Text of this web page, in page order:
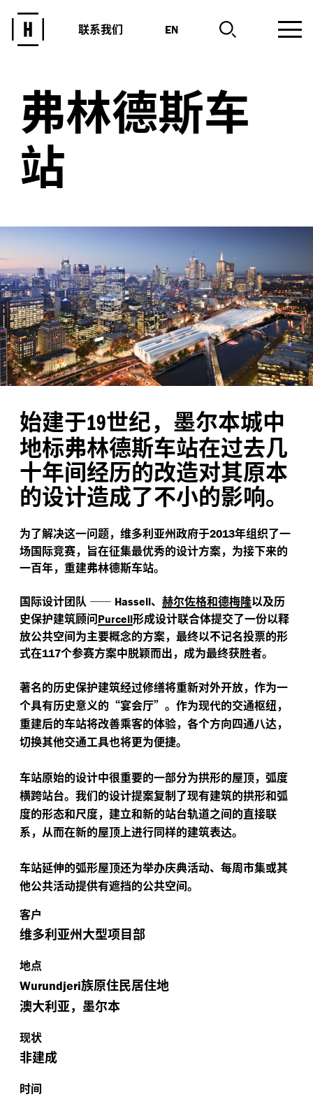
联系我们 EN
弗林德斯车
站
始建于19世纪，墨尔本城中
地标弗林德斯车站在过去几
十年间经历的改造对其原本
的设计造成了不小的影响。
为了解决这一问题，维多利亚州政府于2013年组织了一
场国际竞赛，旨在征集最优秀的设计方案，为接下来的
一百年，重建弗林德斯车站。
国际设计团队 —— Hassell、 赫尔佐格和德梅隆以及历
史保护建筑顾问Purcell形成设计联合体提交了一份以释
放公共空间为主要概念的方案，最终以不记名投票的形
式在117个参赛方案中脱颖而出，成为最终获胜者。
著名的历史保护建筑经过修缮将重新对外开放，作为一
个具有历史意义的“宴会厅”。作为现代的交通枢纽，
重建后的车站将改善乘客的体验，各个方向四通八达，
切换其他交通工具也将更为便捷。
车站原始的设计中很重要的一部分为拱形的屋顶，弧度
横跨站台。我们的设计提案复制了现有建筑的拱形和弧
度的形态和尺度，建立和新的站台轨道之间的直接联
系，从而在新的屋顶上进行同样的建筑表达。
车站延伸的弧形屋顶还为举办庆典活动、每周市集或其
他公共活动提供有遮挡的公共空间。
客户
维多利亚州大型项目部
地点
Wurundjeri族原住民居住地
澳大利亚，墨尔本
现状
非建成
时间